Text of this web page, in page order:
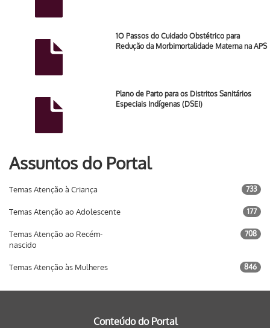
1O Passos do Cuidado Obstétrico para
Redução da Morbimortalidade Materna na APS
Plano de Parto para os Distritos Sanitários
Especiais Indígenas (DSEI)
Assuntos do Portal
Temas Atenção à Criança 733
Temas Atenção ao Adolescente 177
Temas Atenção ao Recém-
nascido
708
Temas Atenção às Mulheres 846
Conteúdo do Portal